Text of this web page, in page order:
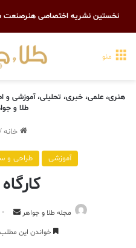
نخستین نشریه اختصاصی هنرصنعت
منو
هنری، علمی، خبری، تحلیلی، آموزشی
طلا و
خانه/
آموزشی طراحی و
مجله طلا و جواهر
ارسال
خواندن این مطلب 5 دقیقه زمان